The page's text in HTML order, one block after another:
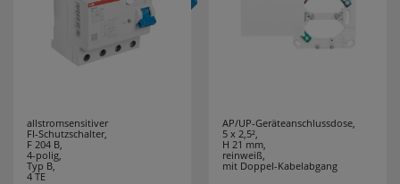
allstromsensitiver
FI-Schutzschalter,
F 204 B,
4-polig,
Typ B,
4 TE
AP/UP-Geräteanschlussdose,
5 x 2,5²,
H 21 mm,
reinweiß,
mit Doppel-Kabelabgang